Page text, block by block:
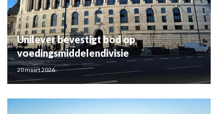
Unilever bevestigt bod op
voedingsmiddelendivisie
20 maart 2026